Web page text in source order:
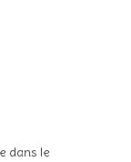
dans le